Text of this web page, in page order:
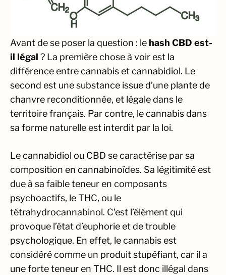
Avant de se poser la question : le hash CBD est-
il légal ? La première chose à voir est la
différence entre cannabis et cannabidiol. Le
second est une substance issue d’une plante de
chanvre reconditionnée, et légale dans le
territoire français. Par contre, le cannabis dans
sa forme naturelle est interdit par la loi.
Le cannabidiol ou CBD se caractérise par sa
composition en cannabinoïdes. Sa légitimité est
due à sa faible teneur en composants
psychoactifs, le THC, ou le
tétrahydrocannabinol. C’est l’élément qui
provoque l’état d’euphorie et de trouble
psychologique. En effet, le cannabis est
considéré comme un produit stupéfiant, car il a
une forte teneur en THC. Il est donc illégal dans